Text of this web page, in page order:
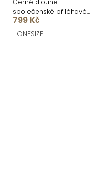
Černé dlouhé
společenské přiléhavé
šaty SYTRENO
799 Kč
ONESIZE